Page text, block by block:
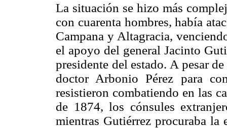
La situación se hizo más
con cuarenta hombres, había
Campana y Altagracia,
el apoyo del general Jacinto
presidente del estado. A pesar
doctor Arbonio Pérez para
resistieron combatiendo en las
de 1874, los cónsules
mientras Gutiérrez procuraba la